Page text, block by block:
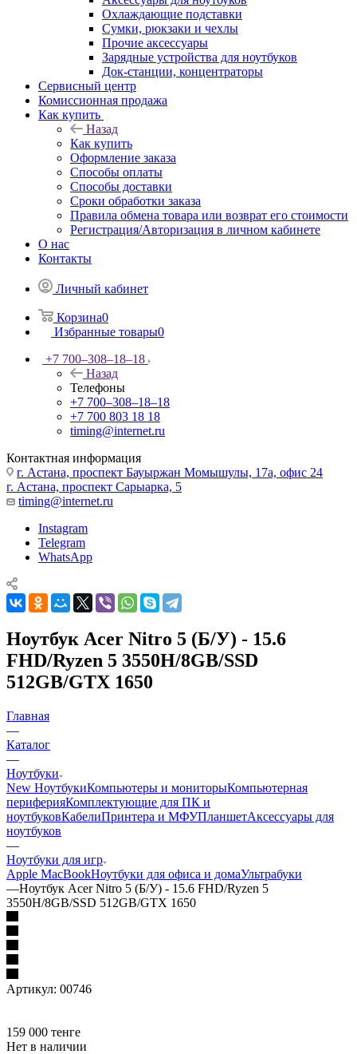
Охлаждающие подставки
Сумки, рюкзаки и чехлы
Прочие аксессуары
Зарядные устройства для ноутбуков
Док-станции, концентраторы
Сервисный центр
Комиссионная продажа
Как купить
Назад
Как купить
Оформление заказа
Способы оплаты
Способы доставки
Сроки обработки заказа
Правила обмена товара или возврат его стоимости
Регистрация/Авторизация в личном кабинете
О нас
Контакты
Личный кабинет
Корзина0
Избранные товары0
+7 700‒308‒18‒18
Назад
Телефоны
+7 700‒308‒18‒18
+7 700 803 18 18
timing@internet.ru
Контактная информация
г. Астана, проспект Бауыржан Момышулы, 17а, офис 24
г. Астана, проспект Сарыарка, 5
timing@internet.ru
Instagram
Telegram
WhatsApp
Ноутбук Acer Nitro 5 (Б/У) - 15.6
FHD/Ryzen 5 3550H/8GB/SSD
512GB/GTX 1650
Главная
—
Каталог
—
Ноутбуки
New НоутбукиКомпьютеры и мониторыКомпьютерная
периферияКомплектующие для ПК и
ноутбуковКабелиПринтера и МФУПланшетАксессуары для
ноутбуков
—
Ноутбуки для игр
Apple MacBookНоутбуки для офиса и домаУльтрабуки
—Ноутбук Acer Nitro 5 (Б/У) - 15.6 FHD/Ryzen 5
3550H/8GB/SSD 512GB/GTX 1650
Артикул: 00746
159 000 тенге
Нет в наличии